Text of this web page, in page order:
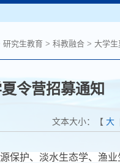
研究生教育 > 科教融合 > 大学生
令营招募通知
文本大小：【 大
保护、淡水生态学、渔业